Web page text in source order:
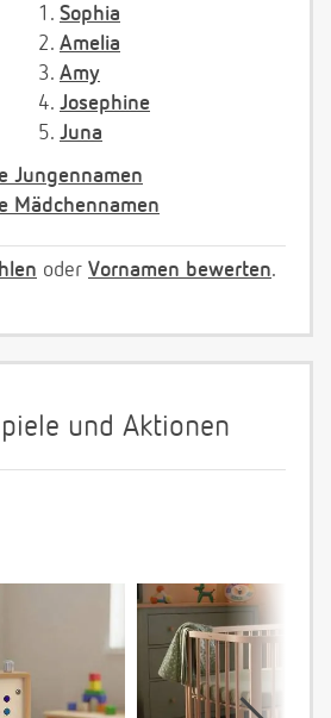
1. Sophia
2. Amelia
3. Amy
4. Josephine
5. Juna
Jungennamen
Mädchennamen
oder Vornamen bewerten.
und Aktionen